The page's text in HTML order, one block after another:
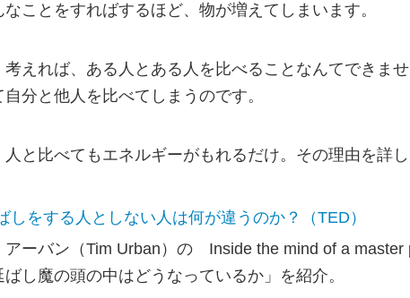
なことをすればするほど、物が増えてしまいます。
考えれば、ある人とある人を比べることなんてできま
自分と他人を比べてしまうのです。
人と比べてもエネルギーがもれるだけ。その理由を詳し
しをする人としない人は何が違うのか？（TED）
アーバン（Tim Urban）の Inside the mind of a
ばし魔の頭の中はどうなっているか」を紹介。